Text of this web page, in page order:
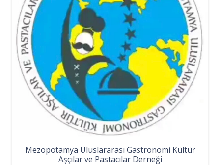
Mezopotamya Uluslararası Gastronomi Kültür
Aşçılar ve Pastacılar Derneği